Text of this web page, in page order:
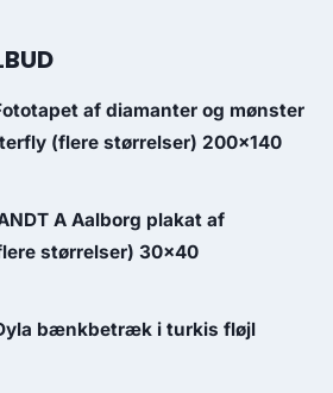
af diamanter og mønster
(flere størrelser) 200x140
A Aalborg plakat af
størrelser) 30x40
bænkbetræk i turkis fløjl